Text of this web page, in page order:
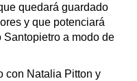
quedará guardado
y que potenciará
a modo de
con Natalia Pitton y